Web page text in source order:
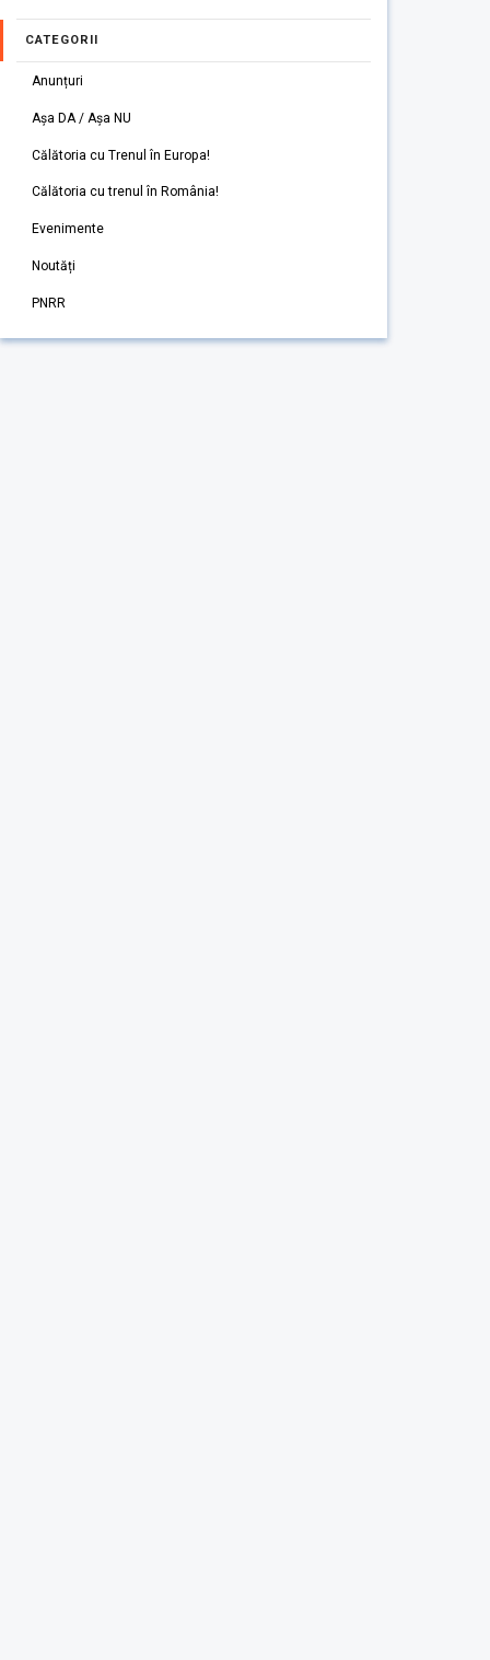
CATEGORII
Anunțuri
Așa DA / Așa NU
Călătoria cu Trenul în Europa!
Călătoria cu trenul în România!
Evenimente
Noutăți
PNRR